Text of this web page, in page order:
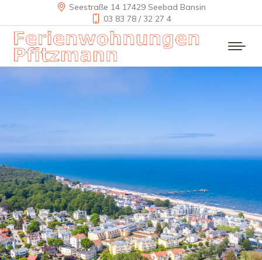
Seestraße 14 17429 Seebad Bansin
03 83 78 / 32 27 4